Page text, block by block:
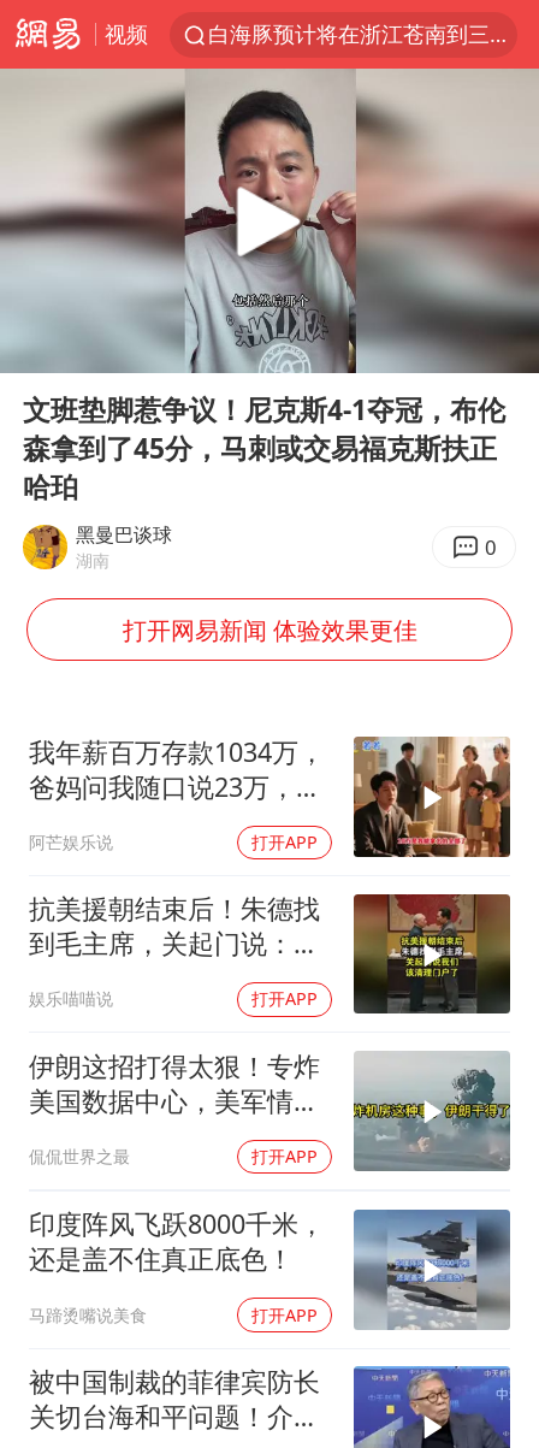
视频
白海豚预计将在浙江苍南到三门一带登陆
上海有出现龙卷潜势
白海豚5次眼壁置换
王艺迪无缘横滨赛决赛
2025年小学教师减少13.19万
《披荆斩棘》阵容官宣
白海豚或提早3小时登陆
“伊斯兰版北约”出现
构建更高水平的全民健身公共服务体系
Play
01:46
文班垫脚惹争议！尼克斯4-1夺冠，布伦
森拿到了45分，马刺或交易福克斯扶正
哈珀
黑曼巴谈球
湖南 0
打开网易新闻 体验效果更佳
我年薪百万存款1034万，
爸妈问我随口说23万，结
阿芒娱乐说 打开APP
抗美援朝结束后！朱德找
到毛主席，关起门说：我
娱乐喵喵说 打开APP
伊朗这招打得太狠！专炸
美国数据中心，美军情报
系统直接瘫痪，比封海峡
还致命
侃侃世界之最 打开APP
印度阵风飞跃8000千米，
还是盖不住真正底色！
马蹄烫嘴说美食 打开APP
被中国制裁的菲律宾防长
关切台海和平问题！介文